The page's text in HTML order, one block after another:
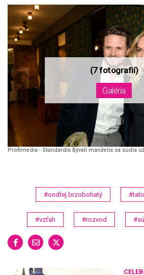
Profimedia - Standardis Bývalí manželia sa súdia
#ondřej brzobohatý
#vzťah #rozvod